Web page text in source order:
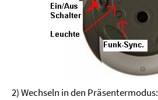
2) Wechseln in den Präsentermodus: